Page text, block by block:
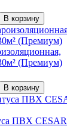
В корзину
(Премиум)
В корзину
ПВХ CESAR